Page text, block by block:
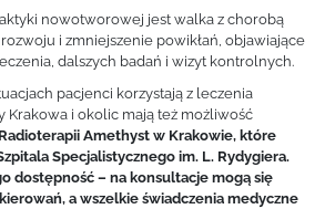
nowotworowej jest walka z chorobą
i zmniejszenie powikłań, objawiające
dalszych badań i wizyt kontrolnych.
pacjenci korzystają z leczenia
Krakowa i okolic mają też możliwość
Amethyst w Krakowie, które
Specjalistycznego im. L. Rydygiera.
dostępność – na konsultacje mogą się
a wszelkie świadczenia medyczne